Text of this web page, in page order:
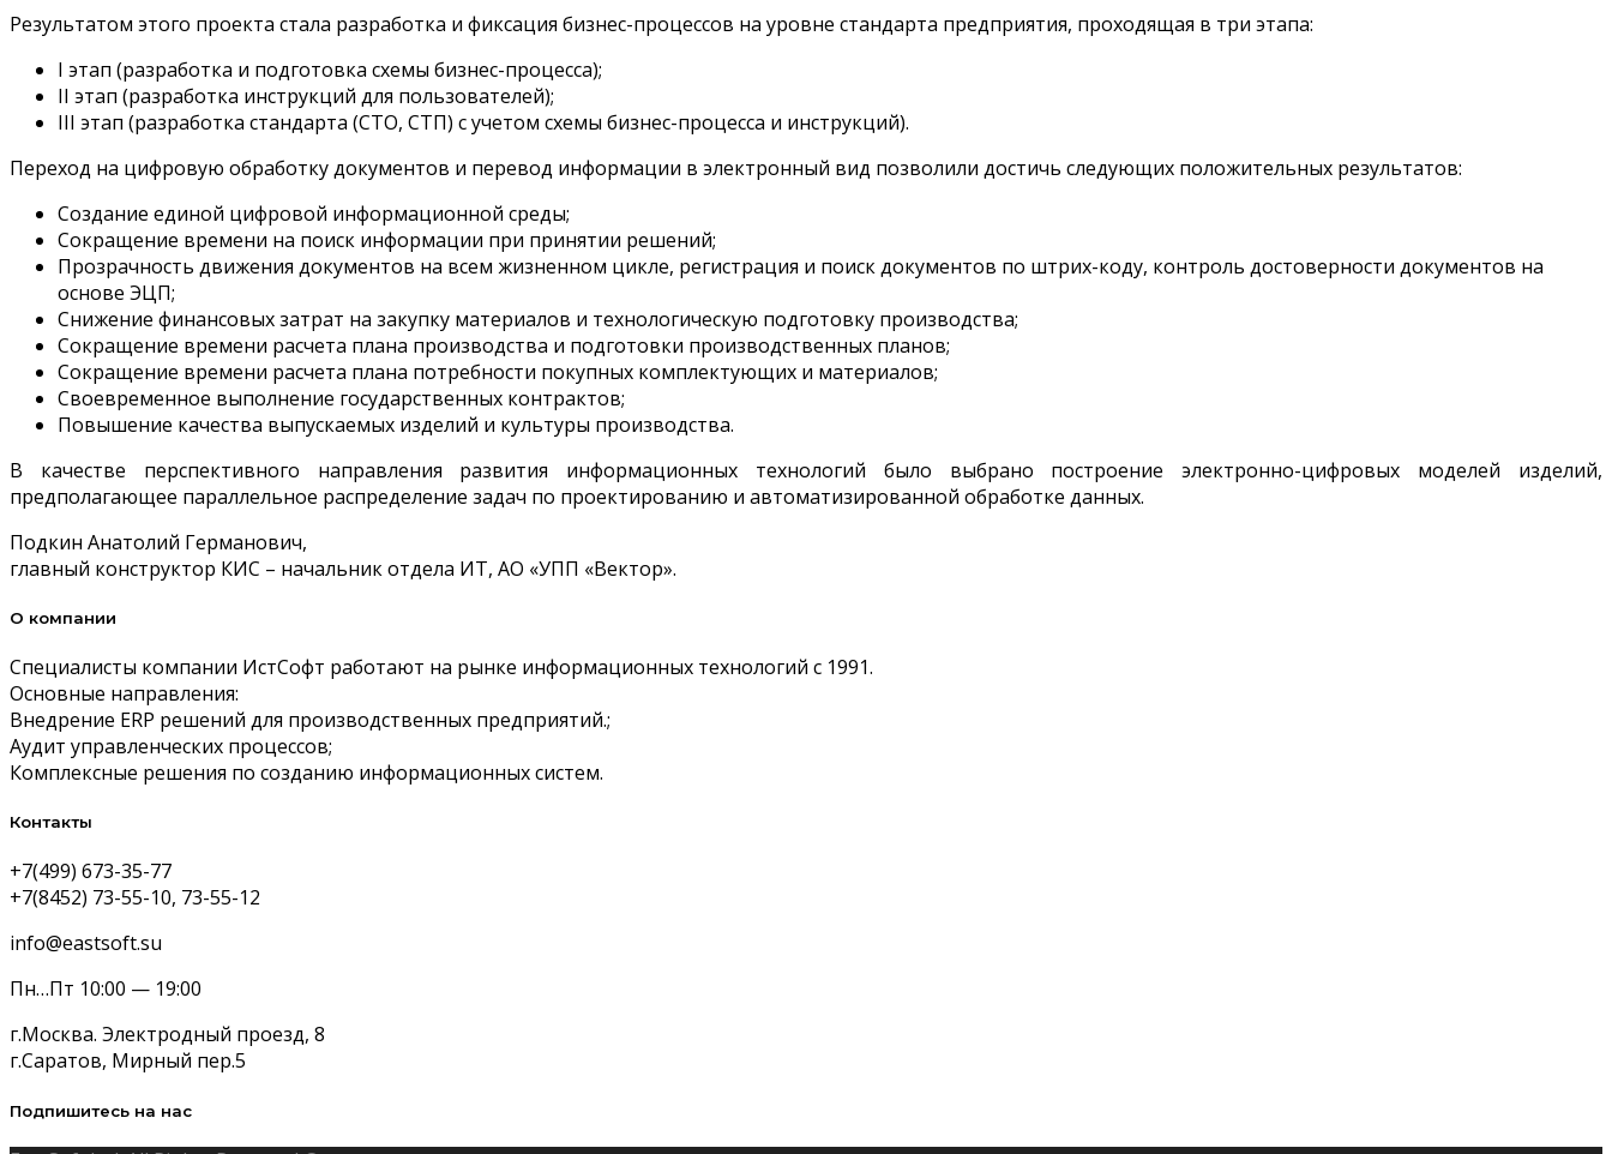
Результатом этого проекта стала разработка и фиксация бизнес-процессов на уровне стандарта предприятия, проходящая в три этапа:
I этап (разработка и подготовка схемы бизнес-процесса);
II этап (разработка инструкций для пользователей);
III этап (разработка стандарта (СТО, СТП) с учетом схемы бизнес-процесса и инструкций).
Переход на цифровую обработку документов и перевод информации в электронный вид позволили достичь следующих положительных результатов:
Создание единой цифровой информационной среды;
Сокращение времени на поиск информации при принятии решений;
Прозрачность движения документов на всем жизненном цикле, регистрация и поиск документов по штрих-коду, контроль достоверности документов на
основе ЭЦП;
Снижение финансовых затрат на закупку материалов и технологическую подготовку производства;
Сокращение времени расчета плана производства и подготовки производственных планов;
Сокращение времени расчета плана потребности покупных комплектующих и материалов;
Своевременное выполнение государственных контрактов;
Повышение качества выпускаемых изделий и культуры производства.
В качестве перспективного направления развития информационных технологий было выбрано построение электронно-цифровых моделей изделий,
предполагающее параллельное распределение задач по проектированию и автоматизированной обработке данных.
Подкин Анатолий Германович,
главный конструктор КИС – начальник отдела ИТ, АО «УПП «Вектор».
О компании
Специалисты компании ИстСофт работают на рынке информационных технологий с 1991.
Основные направления:
Внедрение ERP решений для производственных предприятий.;
Аудит управленческих процессов;
Комплексные решения по созданию информационных систем.
Контакты
+7(499) 673-35-77
+7(8452) 73-55-10, 73-55-12
info@eastsoft.su
Пн…Пт 10:00 — 19:00
г.Москва. Электродный проезд, 8
г.Саратов, Мирный пер.5
Подпишитесь на нас